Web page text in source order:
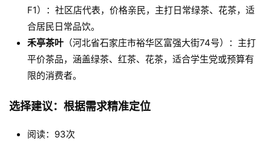
F1）：社区店代表，价格亲民，主打日常绿茶、花茶，适
合居民日常品饮。
禾亭茶叶 （河北省石家庄市裕华区富强大街74号）：主打
平价茶品，涵盖绿茶、红茶、花茶，适合学生党或预算有
限的消费者。
选择建议：根据需求精准定位
阅读：93次